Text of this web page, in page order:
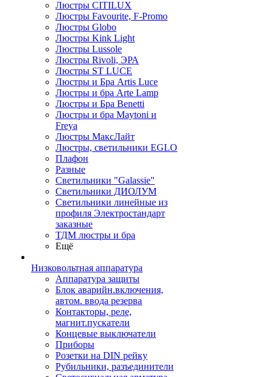
Люстры CITILUX
Люстры Favourite, F-Promo
Люстры Globo
Люстры Kink Light
Люстры Lussole
Люстры Rivoli, ЭРА
Люстры ST LUCE
Люстры и Бра Artis Luce
Люстры и бра Arte Lamp
Люстры и Бра Benetti
Люстры и бра Maytoni и
Freya
Люстры МаксЛайт
Люстры, светильники EGLO
Плафон
Разные
Светильники "Galassie"
Светильники ДИОЛУМ
Светильники линейные из
профиля Электростандарт
заказные
ТДМ люстры и бра
Ещё
Низковольтная аппаратура
Аппаратура защиты
Блок аварийн.включения,
автом. ввода резерва
Контакторы, реле,
магнит.пускатели
Концевые выключатели
Приборы
Розетки на DIN рейку
Рубильники, разъединители